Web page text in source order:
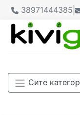
38971444385
Сите